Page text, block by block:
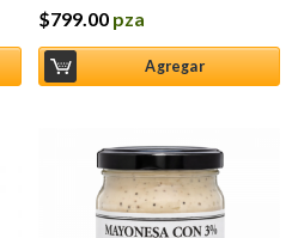
$799.00 pza
Agregar